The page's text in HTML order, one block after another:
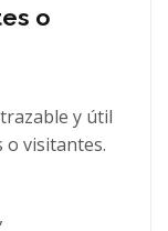
o
y útil
o visitantes.